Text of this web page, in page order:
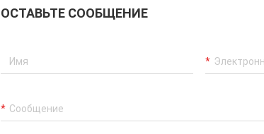
ОСТАВЬТЕ СООБЩЕНИЕ